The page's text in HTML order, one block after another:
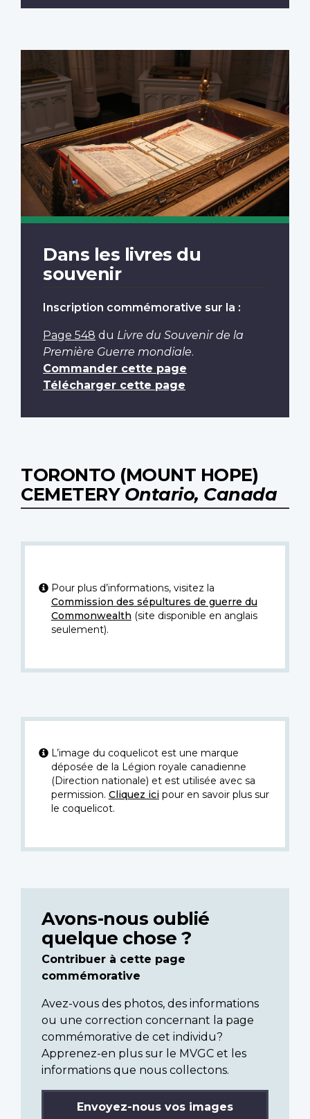
Dans les livres du
souvenir
Inscription commémorative sur la :
Page 548 du Livre du Souvenir de la
Première Guerre mondiale.
Commander cette page
Télécharger cette page
TORONTO (MOUNT HOPE)
CEMETERY Ontario, Canada
Pour plus d’informations, visitez la
Commission des sépultures de guerre du
Commonwealth (site disponible en anglais
seulement).
L’image du coquelicot est une marque
déposée de la Légion royale canadienne
(Direction nationale) et est utilisée avec sa
permission. Cliquez icipour en savoir plus sur
le coquelicot.
Avons-nous oublié
quelque chose ?
Contribuer à cette page
commémorative
Avez-vous des photos, des informations
ou une correction concernant la page
commémorative de cet individu?
Apprenez-en plus sur le MVGC et les
informations que nous collectons.
Envoyez-nous vos images